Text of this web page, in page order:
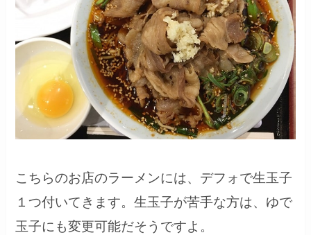
こちらのお店のラーメンには、デフォで生玉子
１つ付いてきます。生玉子が苦手な方は、ゆで
玉子にも変更可能だそうですよ。